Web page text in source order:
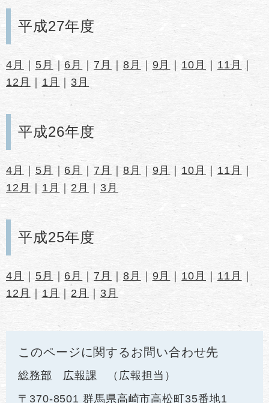
平成27年度
4月 ｜ 5月 ｜6月 ｜ 7月 ｜ 8月 ｜ 9月 ｜ 10月 ｜ 11月
｜
12月
｜ 1月 ｜3月
平成26年度
4月 ｜ 5月 ｜ 6月 ｜ 7月 ｜ 8月 ｜ 9月 ｜ 10月 ｜ 11月
｜
12月
｜ 1月 ｜ 2月 ｜3月
平成25年度
4月 ｜ 5月 ｜ 6月 ｜ 7月 ｜ 8月 ｜ 9月 ｜ 10月 ｜ 11月
｜
12月
｜ 1月 ｜ 2月 ｜3月
このページに関するお問い合わせ先
総務部 広報課
広報担当
〒370-8501 群馬県高崎市高松町35番地1